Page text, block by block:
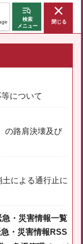
検索
メニュー
閉じる
について
の路肩決壊及び
による通行止に
急・災害情報一覧
急・災害情報RSS